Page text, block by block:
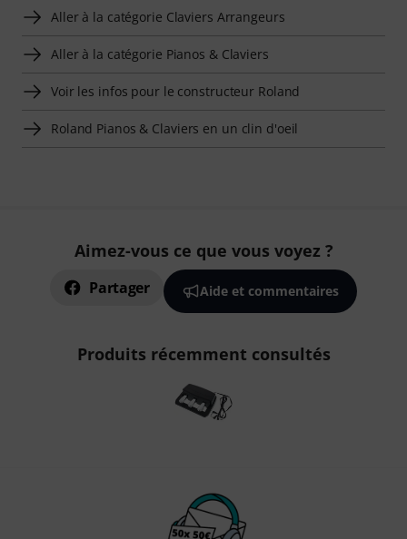
Aller à la catégorie Claviers Arrangeurs
Aller à la catégorie Pianos & Claviers
Voir les infos pour le constructeur Roland
Roland Pianos & Claviers en un clin d'oeil
Aimez-vous ce que vous voyez ?
Partager Aide et commentaires
Produits récemment consultés